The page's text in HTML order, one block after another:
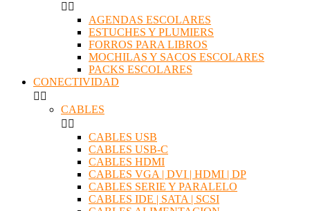
 
AGENDAS ESCOLARES
ESTUCHES Y PLUMIERS
FORROS PARA LIBROS
MOCHILAS Y SACOS ESCOLARES
PACKS ESCOLARES
CONECTIVIDAD
 
CABLES
 
CABLES USB
CABLES USB-C
CABLES HDMI
CABLES VGA | DVI | HDMI | DP
CABLES SERIE Y PARALELO
CABLES IDE | SATA | SCSI